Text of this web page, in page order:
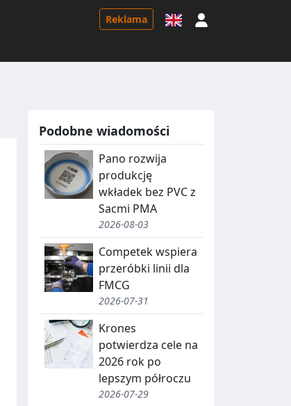
Reklama
Podobne wiadomości
Pano rozwija
produkcję
wkładek bez PVC z
Sacmi PMA
2026-08-03
Competek wspiera
przeróbki linii dla
FMCG
2026-07-31
Krones
potwierdza cele na
2026 rok po
lepszym półroczu
2026-07-29